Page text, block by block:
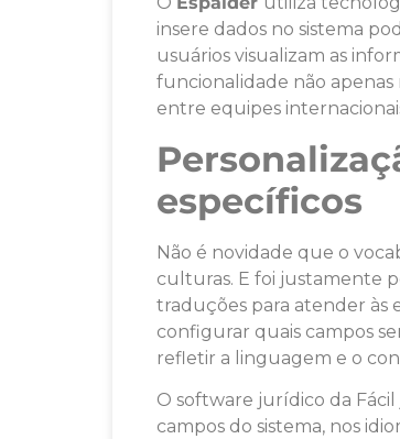
insere dados no sistema
usuários visualizam as
funcionalidade não
entre equipes
específicos
Não é novidade que o
culturas. E foi justamente
traduções para atender às
configurar quais campos
refletir a linguagem e o
O software jurídico da
campos do sistema, nos